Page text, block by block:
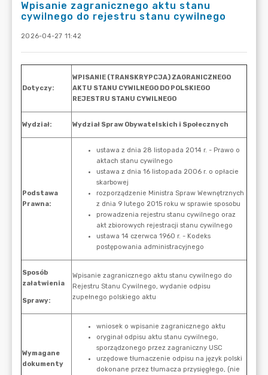
Wpisanie zagranicznego aktu stanu
cywilnego do rejestru stanu cywilnego
2026-04-27 11:42